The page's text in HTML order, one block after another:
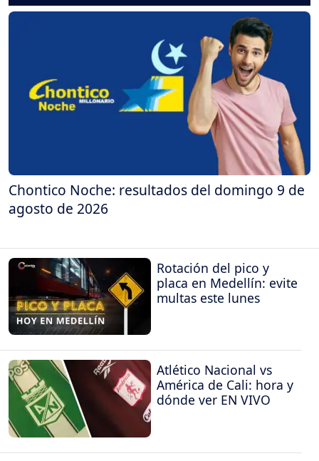
Chontico Noche: resultados del domingo 9 de
agosto de 2026
Rotación del pico y
placa en Medellín: evite
multas este lunes
Atlético Nacional vs
América de Cali: hora y
dónde ver EN VIVO